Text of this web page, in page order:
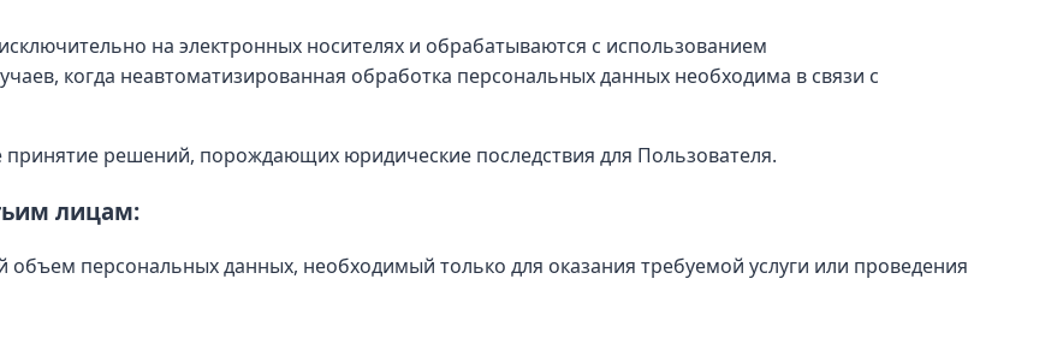
на электронных носителях и обрабатываются с использованием
когда неавтоматизированная обработка персональных данных необходима в связи с
решений, порождающих юридические последствия для Пользователя.
лицам:
персональных данных, необходимый только для оказания требуемой услуги или проведения